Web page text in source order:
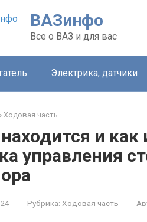
ВАЗинфо
Все о ВАЗ и для вас
Электрика, датчики
Ходовая часть
и
управления
Рубрика: Ходовая часть